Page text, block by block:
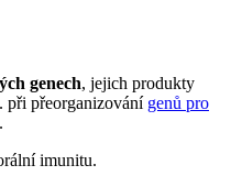
genech, jejich produkty
přeorganizování genů pro
imunitu.